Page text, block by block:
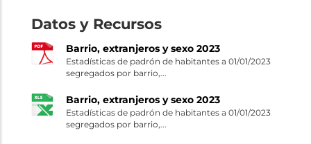
Datos y Recursos
Barrio, extranjeros y sexo 2023
Estadísticas de padrón de habitantes a 01/01/2023
segregados por barrio,...
Barrio, extranjeros y sexo 2023
Estadísticas de padrón de habitantes a 01/01/2023
segregados por barrio,...